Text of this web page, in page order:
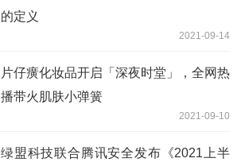
的定义
2021-09-14
片仔癀化妆品开启「深夜时堂」，全网热
播带火肌肤小弹簧
2021-09-10
绿盟科技联合腾讯安全发布《2021上半